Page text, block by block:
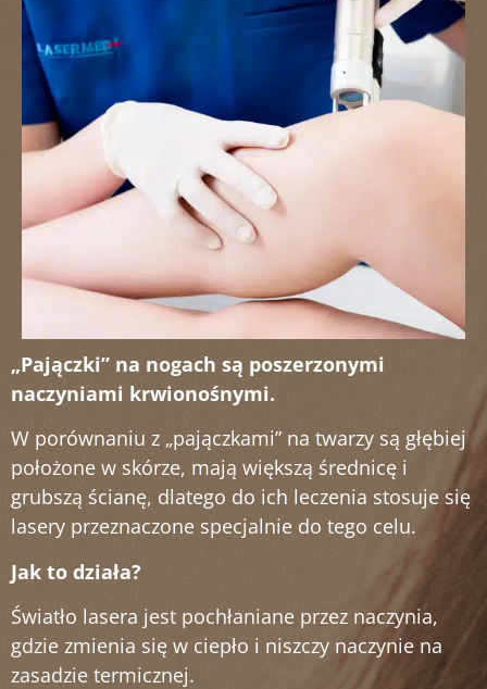
„Pajączki” na nogach są poszerzonymi
naczyniami krwionośnymi.
W porównaniu z „pajączkami” na twarzy są głębiej
położone w skórze, mają większą średnicę i
grubszą ścianę, dlatego do ich leczenia stosuje się
lasery przeznaczone specjalnie do tego celu.
Jak to działa?
Światło lasera jest pochłaniane przez naczynia,
gdzie zmienia się w ciepło i niszczy naczynie na
zasadzie termicznej.